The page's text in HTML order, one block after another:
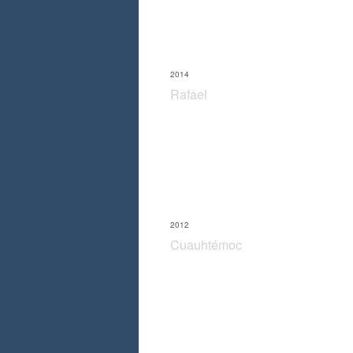
Rafael
2014
Cuauhtémoc
2012